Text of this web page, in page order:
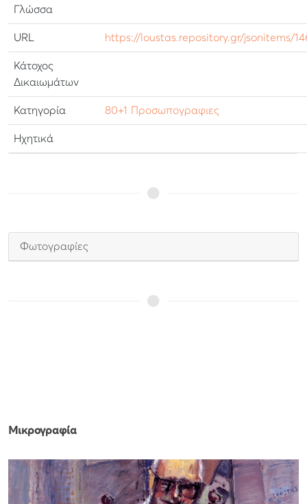
Γλώσσα
URL https://loustas.repository.gr/jsonitems/
Κάτοχος
Δικαιωμάτων
Κατηγορία 80+1 Προσωπογραφιες
Ηχητικά
Φωτογραφίες
Μικρογραφία